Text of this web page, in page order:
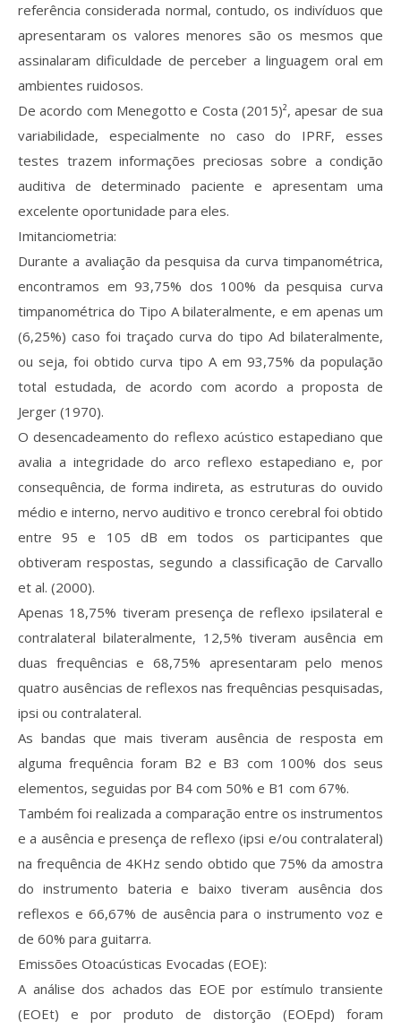
referência considerada normal, contudo, os indivíduos que
apresentaram os valores menores são os mesmos que
assinalaram dificuldade de perceber a linguagem oral em
ambientes ruidosos.
De acordo com Menegotto e Costa (2015)², apesar de sua
variabilidade, especialmente no caso do IPRF, esses
testes trazem informações preciosas sobre a condição
auditiva de determinado paciente e apresentam uma
excelente oportunidade para eles.
Imitanciometria:
Durante a avaliação da pesquisa da curva timpanométrica,
encontramos em 93,75% dos 100% da pesquisa curva
timpanométrica do Tipo A bilateralmente, e em apenas um
(6,25%) caso foi traçado curva do tipo Ad bilateralmente,
ou seja, foi obtido curva tipo A em 93,75% da população
total estudada, de acordo com acordo a proposta de
Jerger (1970).
O desencadeamento do reflexo acústico estapediano que
avalia a integridade do arco reflexo estapediano e, por
consequência, de forma indireta, as estruturas do ouvido
médio e interno, nervo auditivo e tronco cerebral foi obtido
entre 95 e 105 dB em todos os participantes que
obtiveram respostas, segundo a classificação de Carvallo
et al. (2000).
Apenas 18,75% tiveram presença de reflexo ipsilateral e
contralateral bilateralmente, 12,5% tiveram ausência em
duas frequências e 68,75% apresentaram pelo menos
quatro ausências de reflexos nas frequências pesquisadas,
ipsi ou contralateral.
As bandas que mais tiveram ausência de resposta em
alguma frequência foram B2 e B3 com 100% dos seus
elementos, seguidas por B4 com 50% e B1 com 67%.
Também foi realizada a comparação entre os instrumentos
e a ausência e presença de reflexo (ipsi e/ou contralateral)
na frequência de 4KHz sendo obtido que 75% da amostra
do instrumento bateria e baixo tiveram ausência dos
reflexos e 66,67% de ausência para o instrumento voz e
de 60% para guitarra.
Emissões Otoacústicas Evocadas (EOE):
A análise dos achados das EOE por estímulo transiente
(EOEt) e por produto de distorção (EOEpd) foram